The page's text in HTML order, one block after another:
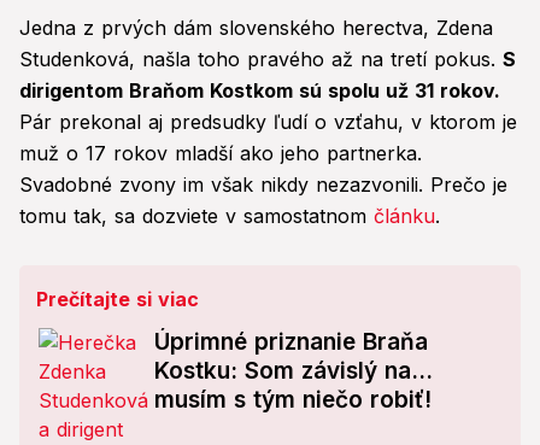
Jedna z prvých dám slovenského herectva, Zdena
Studenková, našla toho pravého až na tretí pokus. S
dirigentom Braňom Kostkom sú spolu už 31 rokov.
Pár prekonal aj predsudky ľudí o vzťahu, v ktorom je
muž o 17 rokov mladší ako jeho partnerka.
Svadobné zvony im však nikdy nezazvonili. Prečo je
tomu tak, sa dozviete v samostatnom článku.
Prečítajte si viac
Úprimné priznanie Braňa
Kostku: Som závislý na...
musím s tým niečo robiť!